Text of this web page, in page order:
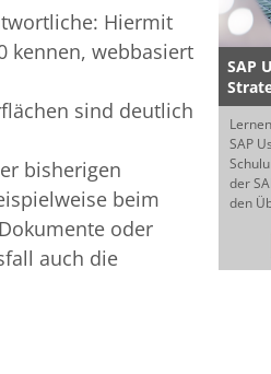
SAP
SAP
der
den
Hiermit
kennen, webbasiert
sind deutlich
bisherigen
beim
oder
auch die